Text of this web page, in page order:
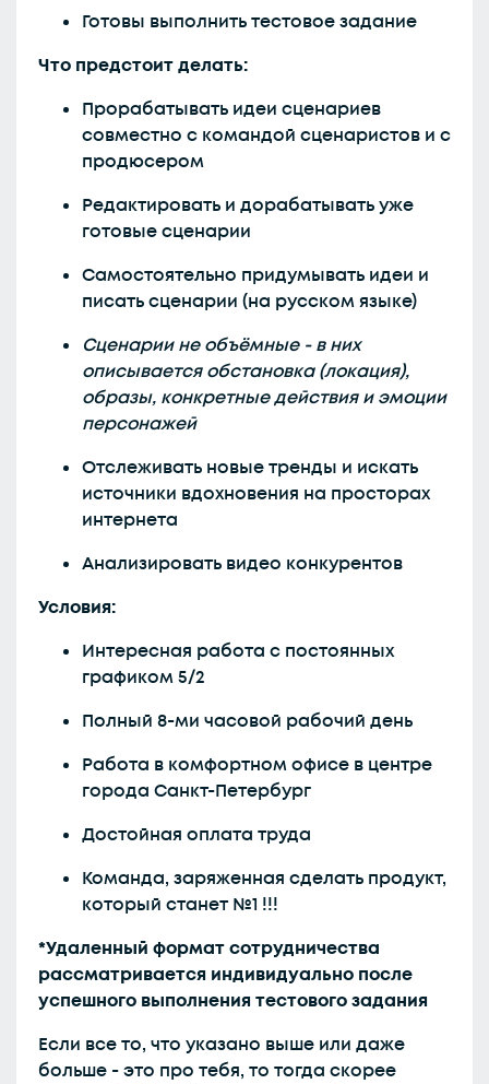
Готовы выполнить тестовое задание
Что предстоит делать:
Прорабатывать идеи сценариев
совместно с командой сценаристов и с
продюсером
Редактировать и дорабатывать уже
готовые сценарии
Самостоятельно придумывать идеи и
писать сценарии (на русском языке)
Сценарии не объёмные - в них
описывается обстановка (локация),
образы, конкретные действия и эмоции
персонажей
Отслеживать новые тренды и искать
источники вдохновения на просторах
интернета
Анализировать видео конкурентов
Условия:
Интересная работа с постоянных
графиком 5/2
Полный 8-ми часовой рабочий день
Работа в комфортном офисе в центре
города Санкт-Петербург
Достойная оплата труда
Команда, заряженная сделать продукт,
который станет №1 !!!
*Удаленный формат сотрудничества
рассматривается индивидуально после
успешного выполнения тестового задания
Если все то, что указано выше или даже
больше - это про тебя, то тогда скорее